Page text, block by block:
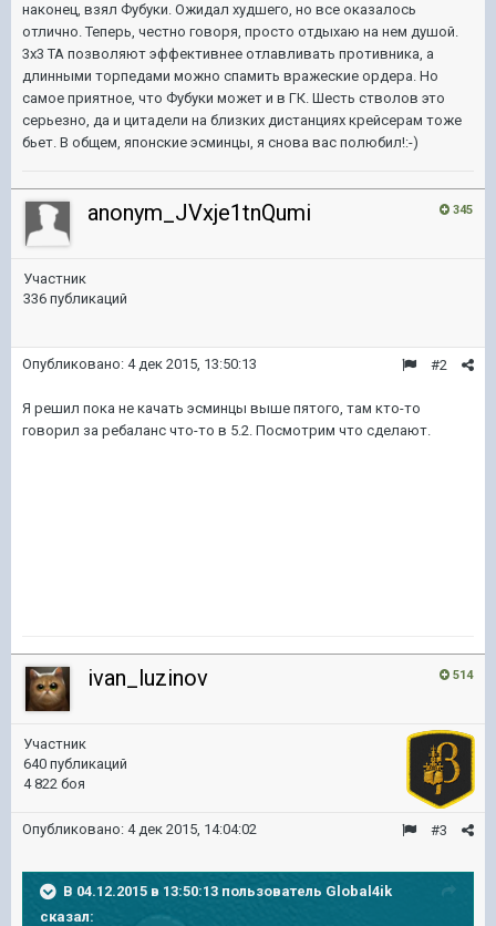
наконец, взял Фубуки. Ожидал худшего, но все оказалось
отлично. Теперь, честно говоря, просто отдыхаю на нем душой.
3х3 ТА позволяют эффективнее отлавливать противника, а
длинными торпедами можно спамить вражеские ордера. Но
самое приятное, что Фубуки может и в ГК. Шесть стволов это
серьезно, да и цитадели на близких дистанциях крейсерам тоже
бьет. В общем, японские эсминцы, я снова вас полюбил!:-)
345
anonym_JVxje1tnQumi
Участник
336 публикаций
#2
Опубликовано: 4 дек 2015, 13:50:13
Я решил пока не качать эсминцы выше пятого, там кто-то
говорил за ребаланс что-то в 5.2. Посмотрим что сделают.
514
ivan_luzinov
Участник
640 публикаций
4 822 боя
#3
Опубликовано: 4 дек 2015, 14:04:02
В 04.12.2015 в 13:50:13 пользователь Global4ik
сказал: